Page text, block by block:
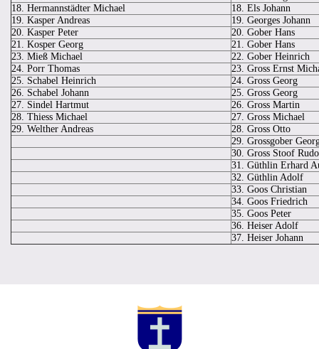
18. Hermannstädter Michael
18. Els Johann
19. Kasper Andreas
19. Georges Johann
20. Kasper Peter
20. Gober Hans
21. Kosper Georg
21. Gober Hans
23. Mieß Michael
22. Gober Heinrich
24. Porr Thomas
23. Gross Ernst
25. Schabel Heinrich
24. Gross Georg
26. Schabel Johann
25. Gross Georg
27. Sindel Hartmut
26. Gross Martin
28. Thiess Michael
27. Gross Michael
29. Welther Andreas
28. Gross Otto
29. Grossgober
30. Gross Stoof
31. Güthlin Erhard
32. Güthlin Adolf
33. Goos Christian
34. Goos Friedrich
35. Goos Peter
36. Heiser Adolf
37. Heiser Johann